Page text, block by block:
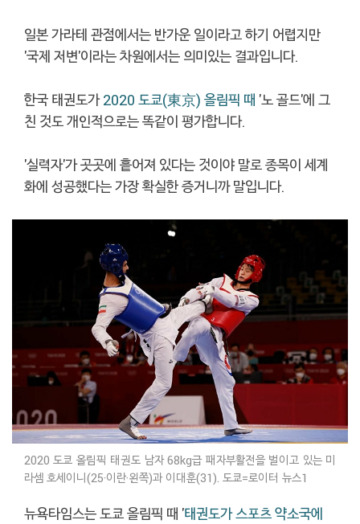
일본 가라테 관점에서는 반가운 일이라고 하기 어렵지만
'국제 저변'이라는 차원에서는 의미있는 결과입니다.
한국 태권도가2020 도쿄(東京) 올림픽 때 '노 골드'에 그
친 것도 개인적으로는 똑같이 평가합니다.
'실력자'가 곳곳에 흩어져 있다는 것이야 말로 종목이 세계
화에 성공했다는 가장 확실한 증거니까 말입니다.
2020 도쿄 올림픽 태권도 남자 68kg급 패자부활전을 벌이고 있는 미
라셈 호세이니(25·이란·왼쪽)과 이대훈(31). 도쿄=로이터 뉴스1
뉴욕타임스는 도쿄 올림픽 때 '태권도가 스포츠 약소국에